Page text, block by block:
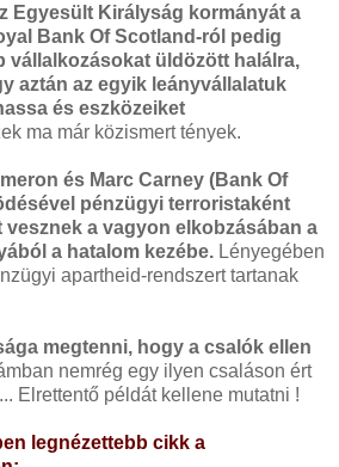
Egyesült Királyság kormányát a
Bank Of Scotland-ról pedig
vállalkozásokat üldözött halálra,
aztán az egyik leányvállalatuk
és eszközeiket
ma már közismert tények.
és Marc Carney (Bank Of
pénzügyi terroristaként
vesznek a vagyon elkobzásában a
a hatalom kezébe. Lényegében
apartheid-rendszert tartanak
megtenni, hogy a csalók ellen
nemrég egy ilyen csaláson ért
Elrettentő példát kellene mutatni !
legnézettebb cikk a